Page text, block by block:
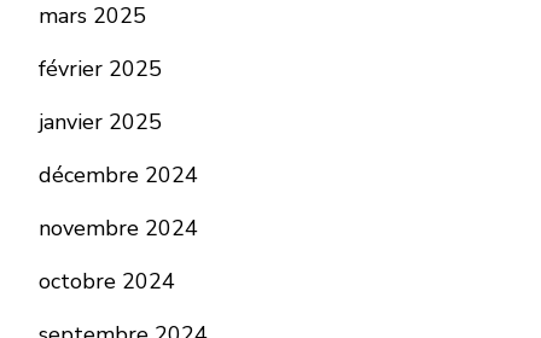
mars 2025
février 2025
janvier 2025
décembre 2024
novembre 2024
octobre 2024